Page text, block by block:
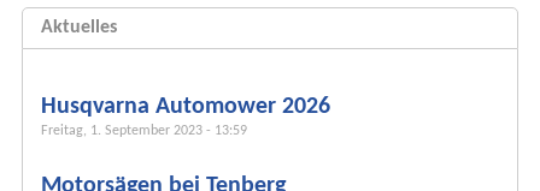
h
f
r
m
Aktuelles
Husqvarna Automower 2026
Freitag, 1. September 2023 - 13:59
Motorsägen bei Tenberg